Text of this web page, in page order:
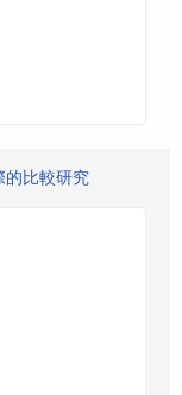
的比較研究